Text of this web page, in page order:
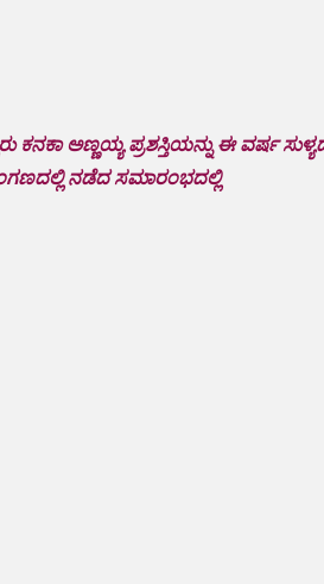
ಅಣ್ಣಯ್ಯ ಪ್ರಶಸ್ತಿಯನ್ನು ಈ ವರ್ಷ
ನಡೆದ ಸಮಾರಂಭದಲ್ಲಿ